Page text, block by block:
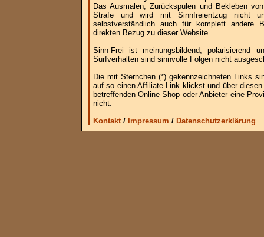
Das Ausmalen, Zurückspulen und Bekleben
Strafe und wird mit Sinnfreientzug nicht
selbstverständlich auch für komplett andere
direkten Bezug zu dieser Website.
Sinn-Frei ist meinungsbildend, polarisierend
Surfverhalten sind sinnvolle Folgen nicht
Die mit Sternchen (*) gekennzeichneten Links
auf so einen Affiliate-Link klickst und über
betreffenden Online-Shop oder Anbieter eine
nicht.
Kontakt/ Impressum / Datenschutzerklärung